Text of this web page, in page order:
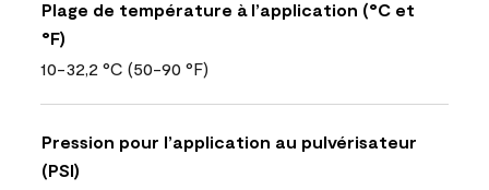
Plage de température à l’application (°C et
°F)
10-32,2 °C (50-90 °F)
Pression pour l’application au pulvérisateur
(PSI)